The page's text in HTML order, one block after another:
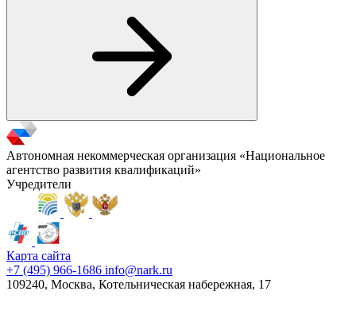
Автономная некоммерческая организация «Национальное
агентство развития квалификаций»
Учредители
Карта сайта
+7 (495) 966-1686 info@nark.ru
109240, Москва, Котельническая набережная, 17